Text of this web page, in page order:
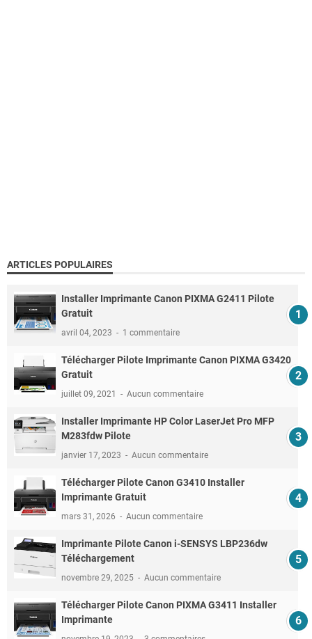
ARTICLES POPULAIRES
Installer Imprimante Canon PIXMA G2411 Pilote
Gratuit
avril 04, 2023 1 commentaire
Télécharger Pilote Imprimante Canon PIXMA G3420
Gratuit
juillet 09, 2021 Aucun commentaire
Installer Imprimante HP Color LaserJet Pro MFP
M283fdw Pilote
janvier 17, 2023 Aucun commentaire
Télécharger Pilote Canon G3410 Installer
Imprimante Gratuit
mars 31, 2026 Aucun commentaire
Imprimante Pilote Canon i-SENSYS LBP236dw
Téléchargement
novembre 29, 2025 Aucun commentaire
Télécharger Pilote Canon PIXMA G3411 Installer
Imprimante